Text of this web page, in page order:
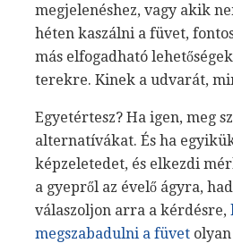
megjelenéshez, vagy akik
héten kaszálni a füvet,
más elfogadható
terekre. Kinek a udvarát,
Egyetértesz? Ha igen, meg
alternatívákat. És ha
képzeletedet, és elkezdi
a gyepről az évelő ágyra,
válaszoljon arra a kérdésre,
megszabadulni a füvet